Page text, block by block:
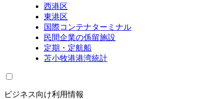
西港区
東港区
国際コンテナターミナル
民間企業の係留施設
定期・定航船
苫小牧港港湾統計
ビジネス向け利用情報